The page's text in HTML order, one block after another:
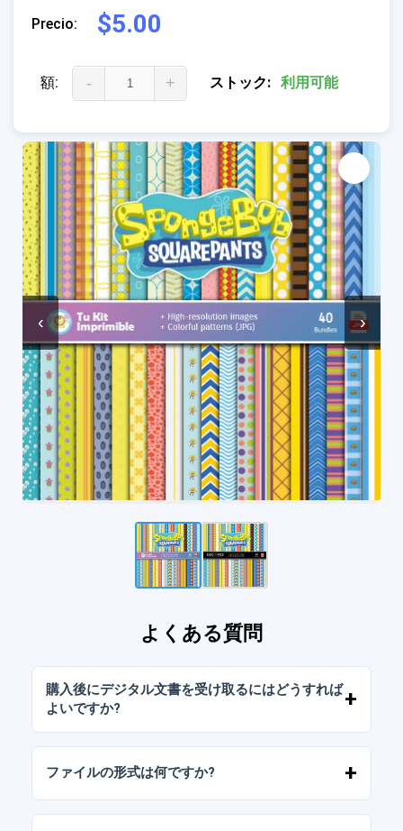
‹ ›
よくある質問
購入後にデジタル文書を受け取るにはどうすれば
よいですか?
イルをダウンロードできます。
ファイルの形式は何ですか?
Precio: $5.00
額: - + ストック: 利用可能